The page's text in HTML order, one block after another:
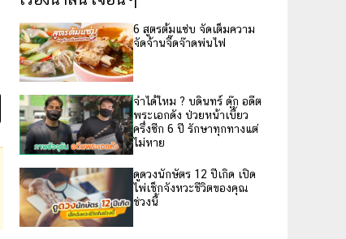
6 สูตรต้มแซ่บ จัดเต็มความ
จัดจ้านจี๊ดจ๊าดพ่นไฟ
จำได้ไหม ? บดินทร์ ดุ๊ก อดีต
พระเอกดัง ป่วยหน้าเบี้ยว
ครึ่งซีก 6 ปี รักษาทุกทางแต่
ไม่หาย
ดูดวงนักษัตร 12 ปีเกิด เปิด
ไพ่เช็กจังหวะชีวิตของคุณ
ช่วงนี้